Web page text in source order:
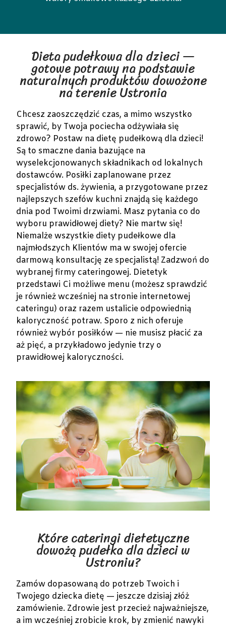
Dieta pudełkowa dla dzieci —
gotowe potrawy na podstawie
naturalnych produktów dowożone
na terenie Ustronia
Chcesz zaoszczędzić czas, a mimo wszystko
sprawić, by Twoja pociecha odżywiała się
zdrowo? Postaw na dietę pudełkową dla dzieci!
Są to smaczne dania bazujące na
wyselekcjonowanych składnikach od lokalnych
dostawców. Posiłki zaplanowane przez
specjalistów ds. żywienia, a przygotowane przez
najlepszych szefów kuchni znajdą się każdego
dnia pod Twoimi drzwiami. Masz pytania co do
wyboru prawidłowej diety? Nie martw się!
Niemalże wszystkie diety pudełkowe dla
najmłodszych Klientów ma w swojej ofercie
darmową konsultację ze specjalistą! Zadzwoń do
wybranej firmy cateringowej. Dietetyk
przedstawi Ci możliwe menu (możesz sprawdzić
je również wcześniej na stronie internetowej
cateringu) oraz razem ustalicie odpowiednią
kaloryczność potraw. Sporo z nich oferuje
również wybór posiłków — nie musisz płacić za
aż pięć, a przykładowo jedynie trzy o
prawidłowej kaloryczności.
Które cateringi dietetyczne
dowożą pudełka dla dzieci w
Ustroniu?
Zamów dopasowaną do potrzeb Twoich i
Twojego dziecka dietę — jeszcze dzisiaj złóż
zamówienie. Zdrowie jest przecież najważniejsze,
a im wcześniej zrobicie krok, by zmienić nawyki